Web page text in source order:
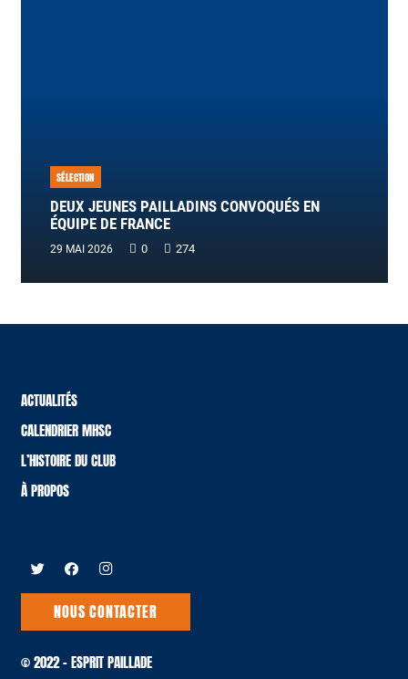
SÉLECTION
DEUX JEUNES PAILLADINS CONVOQUÉS EN
ÉQUIPE DE FRANCE
29 MAI 2026 0 274
ACTUALITÉS
CALENDRIER MHSC
L’HISTOIRE DU CLUB
À PROPOS
NOUS CONTACTER
© 2022 – ESPRIT PAILLADE